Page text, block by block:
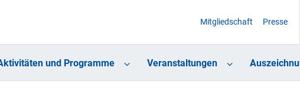
Mitgliedschaft Presse
und Programme Veranstaltungen